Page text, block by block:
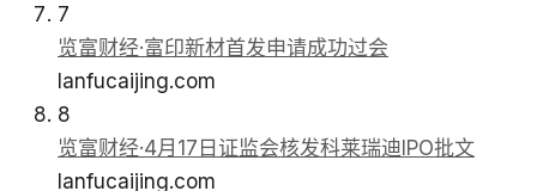
7
览富财经·富印新材首发申请成功过会
lanfucaijing.com
8
览富财经·4月17日证监会核发科莱瑞迪IPO批文
lanfucaijing.com